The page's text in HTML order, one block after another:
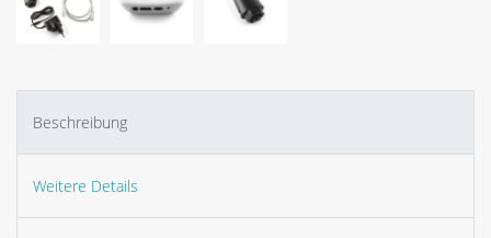
Beschreibung
Weitere Details